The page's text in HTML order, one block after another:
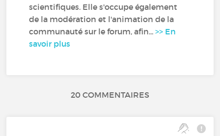
scientifiques. Elle s'occupe également
de la modération et l'animation de la
communauté sur le forum, afin...>> En
savoir plus
20 COMMENTAIRES